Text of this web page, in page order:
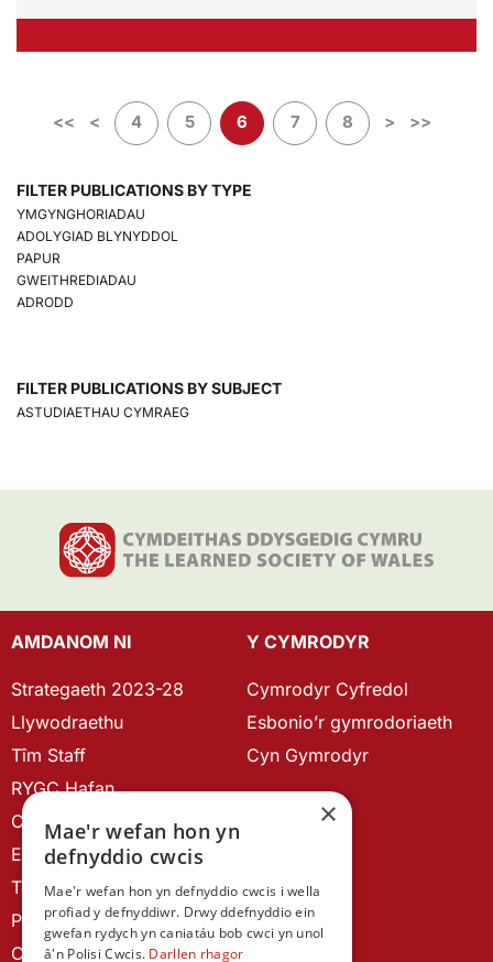
<< < 4 5 6 7 8 > >>
FILTER PUBLICATIONS BY TYPE
YMGYNGHORIADAU
ADOLYGIAD BLYNYDDOL
PAPUR
GWEITHREDIADAU
ADRODD
FILTER PUBLICATIONS BY SUBJECT
ASTUDIAETHAU CYMRAEG
AMDANOM NI
Strategaeth 2023-28
Llywodraethu
Tîm Staff
RYGC Hafan
Canllawiau brandio
Ein Hanes
Telerau ac Amodau
Polisi Preifatrwydd
Cysylltu â ni
Y CYMRODYR
Cymrodyr Cyfredol
Esbonio’r gymrodoriaeth
Cyn Gymrodyr
×
Mae'r wefan hon yn
defnyddio cwcis
Mae'r wefan hon yn defnyddio cwcis i wella
profiad y defnyddiwr. Drwy ddefnyddio ein
gwefan rydych yn caniatáu bob cwci yn unol
â'n Polisi Cwcis. Darllen rhagor